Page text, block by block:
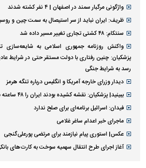
واژگونی مرگبار سمند در اصفهان | ۴ نفر کشته شدند
ظریف: ایران نباید از سر استیصال به سمت چین و
سنتکام: ۴۸ کشتی تجاری تغییر مسیر داده شد
واکنش روزنامه جمهوری اسلامی به شایعه‌سازی
پزشکیان: چنین رفتاری با دولت مستقر حتی در شرایط
رسد به شرایط جنگی
دیدار وزرای خارجه آمریکا و انگلیس درباره تنگه هرمز
ببینید| پزشکیان: نقشه کشیده بودند ایران را ۴۸ ساعته مثل سوریه بگیرند
فیدان: اسرائیل برنامه‌ای برای صلح ندارد
ماجرای خبر اعدام ساغر غلامی
عکس| استوری پیام نیازمند برای مرتضی پورعلی‌گنجی
آغاز اجرای طرح انتقال سهمیه سوخت به کارت‌های